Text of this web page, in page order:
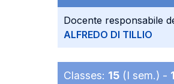
Docente responsabile
ALFREDO DI TILLIO
Classes: 15 (I sem.) -